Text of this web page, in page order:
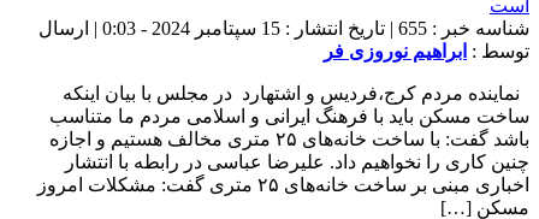
شناسه خبر : 655 | تاریخ انتشار : 15 سپتامبر 2024 - 0:03 | ارسال
توسط : ابراهیم نوروزی فر
نماینده مردم کرج،فردیس و اشتهارد در مجلس با بیان اینکه
ساخت مسکن باید با فرهنگ ایرانی و اسلامی مردم ما متناسب
باشد گفت: با ساخت خانه‌های ۲۵ متری مخالف هستیم و اجازه
چنین کاری را نخواهیم داد. علیرضا عباسی در رابطه با انتشار
اخباری مبنی بر ساخت خانه‌های ۲۵ متری گفت: مشکلات امروز
مسکن […]